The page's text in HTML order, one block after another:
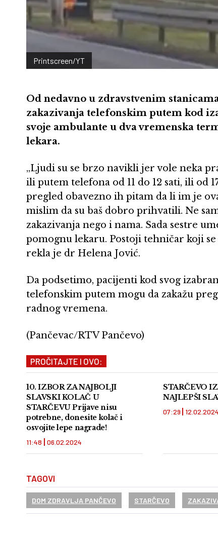
Printscreen/YT
Od nedavno u zdravstvenim
zakazivanja telefonskim putem kod
svoje ambulante u dva vremenska
lekara.
„Ljudi su se brzo navikli jer vole neka
ili putem telefona od 11 do 12 sati, ili od
pregled obavezno ih pitam da li im je
mislim da su baš dobro prihvatili. Ne
zakazivanja nego i nama. Sada sestre
pomognu lekaru. Postoji tehničar koji
rekla je dr Helena Jović.
Da podsetimo, pacijenti kod svog
telefonskim putem mogu da zakažu
radnog vremena.
(Pančevac/RTV Pančevo)
PROČITAJTE I OVO:
10. IZBOR ZA NAJBOLJI
SLAVSKI KOLAČ U
STARČEVU Prijave nisu
potrebne, donesite kolač i
osvojite lepe nagrade!
11:48 06.02.2024
STARČEVO
NAJLEPŠI
07:29 12.02.2024
TAGOVI
DOM ZDRAVLJA PANČEVO STARČEVO